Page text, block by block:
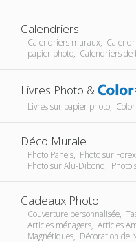
Calendriers
Calendriers muraux,
papier photo, Calendriers de
Livres Photo &
Livres sur papier photo,
Déco Murale
Photo Panels, Photo sur
Photo sur Alu-Dibond, Photo
Cadeaux Photo
Couverture personnalisée,
Articles ménagers, Articles
Magnétiques, Décoration de